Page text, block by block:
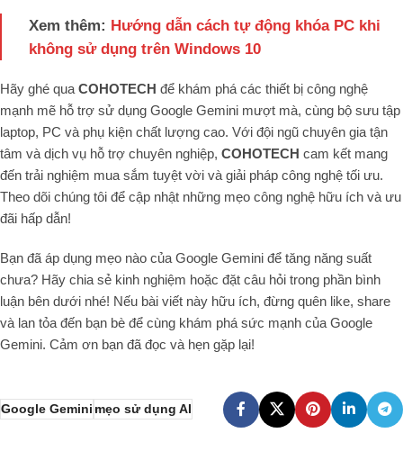
Xem thêm: Hướng dẫn cách tự động khóa PC khi
không sử dụng trên Windows 10
Hãy ghé qua COHOTECH để khám phá các thiết bị công nghệ
mạnh mẽ hỗ trợ sử dụng Google Gemini mượt mà, cùng bộ sưu tập
laptop, PC và phụ kiện chất lượng cao. Với đội ngũ chuyên gia tận
tâm và dịch vụ hỗ trợ chuyên nghiệp, COHOTECH cam kết mang
đến trải nghiệm mua sắm tuyệt vời và giải pháp công nghệ tối ưu.
Theo dõi chúng tôi để cập nhật những mẹo công nghệ hữu ích và ưu
đãi hấp dẫn!
Bạn đã áp dụng mẹo nào của Google Gemini để tăng năng suất
chưa? Hãy chia sẻ kinh nghiệm hoặc đặt câu hỏi trong phần bình
luận bên dưới nhé! Nếu bài viết này hữu ích, đừng quên like, share
và lan tỏa đến bạn bè để cùng khám phá sức mạnh của Google
Gemini. Cảm ơn bạn đã đọc và hẹn gặp lại!
Google Gemini mẹo sử dụng AI